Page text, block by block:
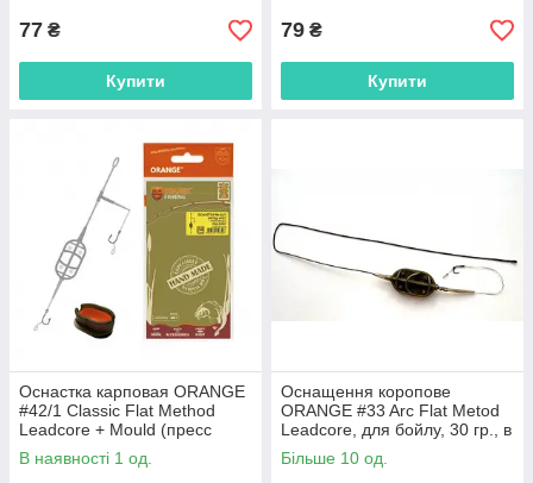
77 ₴
Купити
79 ₴
Купити
Оснастка карповая ORANGE
#42/1 Classic Flat Method
Leadcore + Mould (пресс
форма), для бойла, 30 гр.
В наявності 1 од.
Оснащення коропове
ORANGE #33 Arc Flat Metod
Leadcore, для бойлу, 30 гр., в
уп. 1 шт.,MF3330
Більше 10 од.